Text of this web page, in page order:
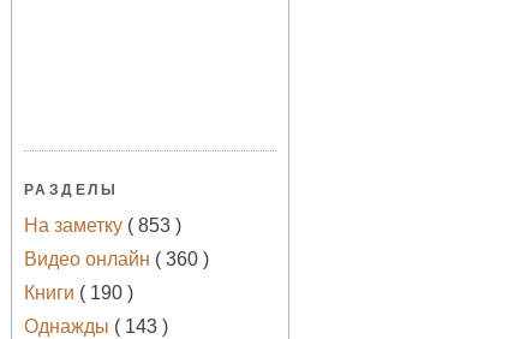
РАЗДЕЛЫ
На заметку ( 853 )
Видео онлайн ( 360 )
Книги ( 190 )
Однажды ( 143 )